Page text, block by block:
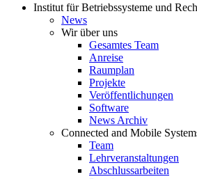
Institut für Betriebssysteme und
News
Wir über uns
Gesamtes Team
Anreise
Raumplan
Projekte
Veröffentlichungen
Software
News Archiv
Connected and Mobile
Team
Lehrveranstaltungen
Abschlussarbeiten